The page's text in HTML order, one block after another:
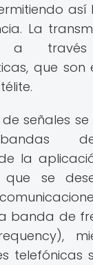
La
a
que son
de señales
la
que se
banda de
telefónicas